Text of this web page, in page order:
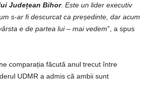
Județean Bihor. Este un lider executiv
s-ar fi descurcat ca președinte, dar acum
e de partea lui – mai vedem”, a spus
comparația făcută anul trecut între
UDMR a admis că ambii sunt